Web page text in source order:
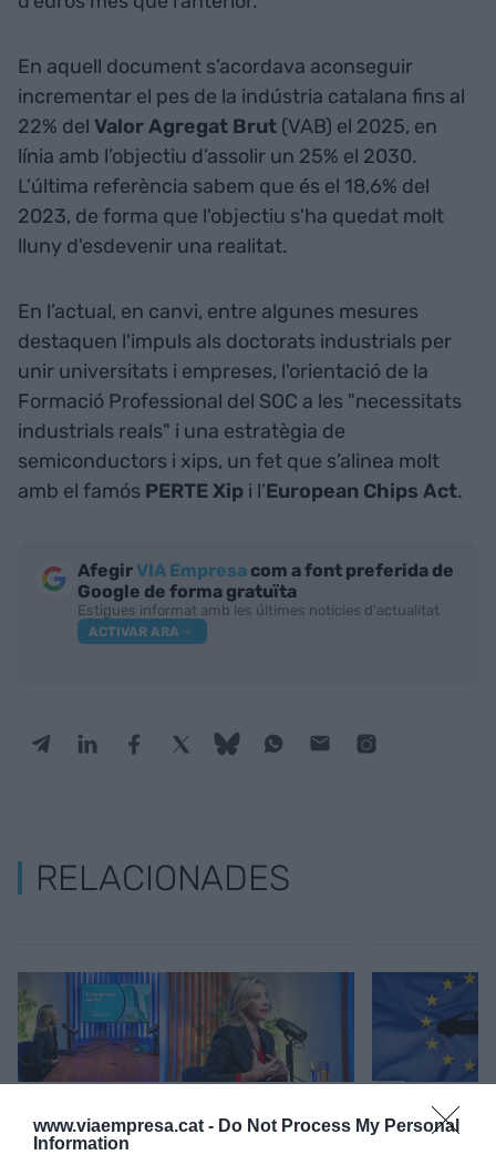
www.viaempresa.cat - Do Not Process My Personal
Information
En aquell document s’acordava aconseguir
incrementar el pes de la indústria catalana fins al
22% del Valor Agregat Brut (VAB) el 2025, en
línia amb l’objectiu d’assolir un 25% el 2030.
L’última referència sabem que és el 18,6% del
2023, de forma que l'objectiu s'ha quedat molt
lluny d'esdevenir una realitat.
En l’actual, en canvi, entre algunes mesures
destaquen l'impuls als doctorats industrials per
unir universitats i empreses, l'orientació de la
Formació Professional del SOC a les "necessitats
industrials reals" i una estratègia de
semiconductors i xips, un fet que s’alinea molt
amb el famós PERTE Xip i l’European Chips Act.
AfegirVIA Empresa com a font preferida de
Google de forma gratuïta
Estigues informat amb les últimes notícies d'actualitat
ACTIVAR ARA
RELACIONADES
3x01 | El repte de
l'habitatge, amb
“Correm el risc que
Comissió